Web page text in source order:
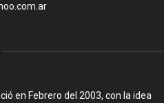
en Febrero del 2003, con la idea